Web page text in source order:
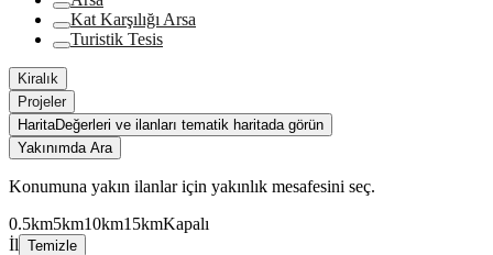
Kat Karşılığı Arsa
Turistik Tesis
Kiralık
Projeler
HaritaDeğerleri ve ilanları tematik haritada görün
Yakınımda Ara
Konumuna yakın ilanlar için yakınlık mesafesini seç.
0.5km5km10km15kmKapalı
İl Temizle